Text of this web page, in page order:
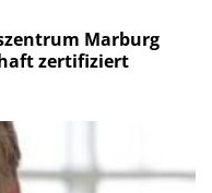
Marburg
zertifiziert